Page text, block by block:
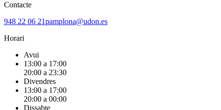
Contacte
948 22 06 21pamplona@udon.es
Horari
Avui
13:00 a 17:00
20:00 a 23:30
Divendres
13:00 a 17:00
20:00 a 00:00
Dissabte